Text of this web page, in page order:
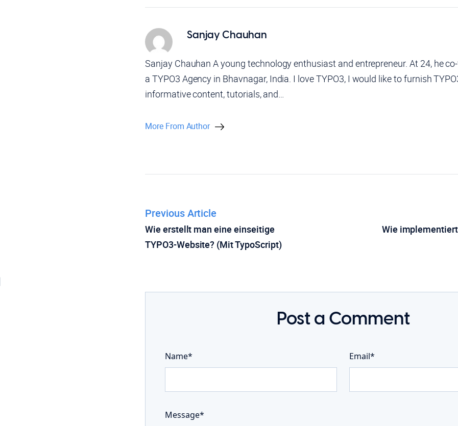
Sanjay Chauhan
Sanjay Chauhan A young technology enthusiast and entrepreneur. At 24, he
a TYPO3 Agency in Bhavnagar, India. I love TYPO3, I would like to furnish
informative content, tutorials, and…
More From Author
Previous Article
Wie erstellt man eine einseitige
TYPO3-Website? (Mit TypoScript)
Wie
Post a Comment
Name* Email*
Message*